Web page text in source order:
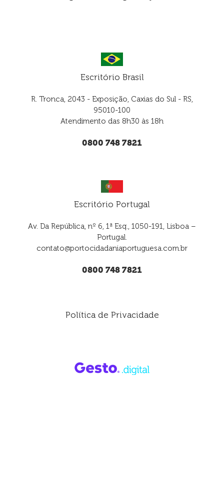
Escritório Brasil
R. Tronca, 2043 - Exposição, Caxias do Sul - RS,
95010-100
Atendimento das 8h30 às 18h
0800 748 7821
Escritório Portugal
Av. Da República, nº 6, 1ª Esq., 1050-191, Lisboa –
Portugal.
contato@portocidadaniaportuguesa.com.br
0800 748 7821
Política de Privacidade